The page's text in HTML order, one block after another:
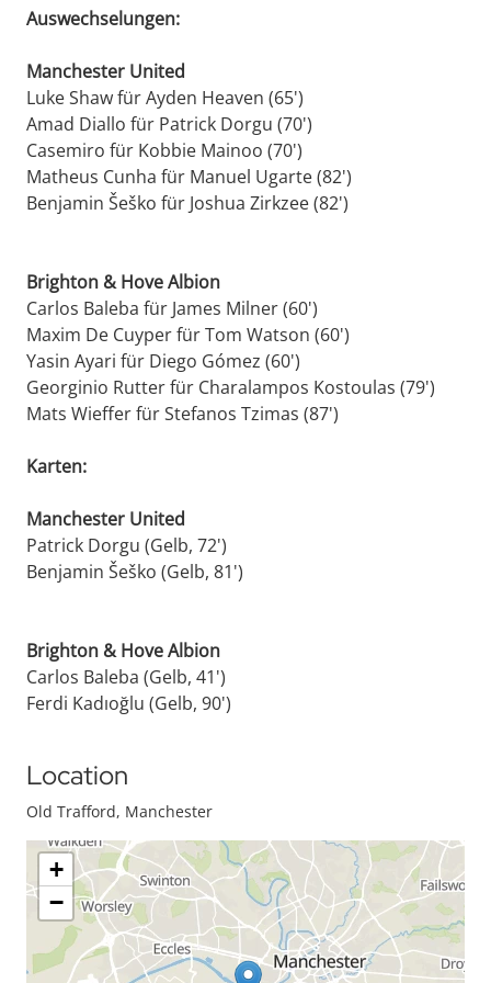
Auswechselungen:
Manchester United
Luke Shaw für Ayden Heaven (65')
Amad Diallo für Patrick Dorgu (70')
Casemiro für Kobbie Mainoo (70')
Matheus Cunha für Manuel Ugarte (82')
Benjamin Šeško für Joshua Zirkzee (82')
Brighton & Hove Albion
Carlos Baleba für James Milner (60')
Maxim De Cuyper für Tom Watson (60')
Yasin Ayari für Diego Gómez (60')
Georginio Rutter für Charalampos Kostoulas (79')
Mats Wieffer für Stefanos Tzimas (87')
Karten:
Manchester United
Patrick Dorgu (Gelb, 72')
Benjamin Šeško (Gelb, 81')
Brighton & Hove Albion
Carlos Baleba (Gelb, 41')
Ferdi Kadıoğlu (Gelb, 90')
Location
Old Trafford, Manchester
+
−